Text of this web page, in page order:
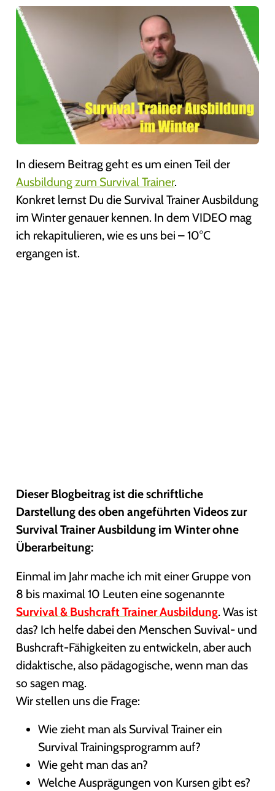
In diesem Beitrag geht es um einen Teil der
Ausbildung zum Survival Trainer.
Konkret lernst Du die Survival Trainer Ausbildung
im Winter genauer kennen. In dem VIDEO mag
ich rekapitulieren, wie es uns bei – 10°C
ergangen ist.
Dieser Blogbeitrag ist die schriftliche
Darstellung des oben angeführten Videos zur
Survival Trainer Ausbildung im Winter ohne
Überarbeitung:
Einmal im Jahr mache ich mit einer Gruppe von
8 bis maximal 10 Leuten eine sogenannte
Survival & Bushcraft Trainer Ausbildung. Was ist
das? Ich helfe dabei den Menschen Suvival- und
Bushcraft-Fähigkeiten zu entwickeln, aber auch
didaktische, also pädagogische, wenn man das
so sagen mag.
Wir stellen uns die Frage:
Wie zieht man als Survival Trainer ein
Survival Trainingsprogramm auf?
Wie geht man das an?
Welche Ausprägungen von Kursen gibt es?